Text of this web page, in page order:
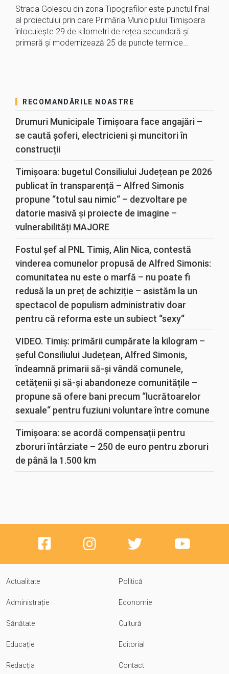
Strada Golescu din zona Tipografilor este punctul final
al proiectului prin care Primăria Municipiului Timișoara
înlocuiește 29 de kilometri de rețea secundară și
primară și modernizează 25 de puncte termice…
RECOMANDĂRILE NOASTRE
Drumuri Municipale Timișoara face angajări –
se caută șoferi, electricieni și muncitori în
construcții
Timișoara: bugetul Consiliului Județean pe 2026
publicat în transparență – Alfred Simonis
propune “totul sau nimic“ – dezvoltare pe
datorie masivă și proiecte de imagine –
vulnerabilități MAJORE
Fostul șef al PNL Timiș, Alin Nica, contestă
vinderea comunelor propusă de Alfred Simonis:
comunitatea nu este o marfă – nu poate fi
redusă la un preț de achiziție – asistăm la un
spectacol de populism administrativ doar
pentru că reforma este un subiect “sexy“
VIDEO. Timiș: primării cumpărate la kilogram –
șeful Consiliului Județean, Alfred Simonis,
îndeamnă primarii să-și vândă comunele,
cetățenii și să-și abandoneze comunitățile –
propune să ofere bani precum “lucrătoarelor
sexuale“ pentru fuziuni voluntare între comune
Timișoara: se acordă compensații pentru
zboruri întârziate – 250 de euro pentru zboruri
de până la 1.500 km
Actualitate Politică
Administrație Economie
Sănătate Cultură
Educație Editorial
Redacția Contact